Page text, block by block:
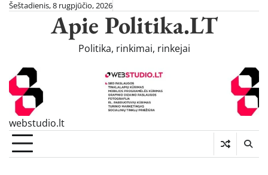
SkipŠeštadienis, 8 rugpjūčio, 2026
Apie Politika.LT
Politika, rinkimai, rinkejai
webstudio.lt